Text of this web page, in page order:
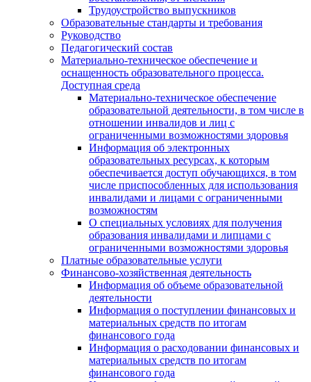
Трудоустройство выпускников
Образовательные стандарты и требования
Руководство
Педагогический состав
Материально-техническое обеспечение и
оснащенность образовательного процесса.
Доступная среда
Материально-техническое обеспечение
образовательной деятельности, в том числе в
отношении инвалидов и лиц с
ограниченными возможностями здоровья
Информация об электронных
образовательных ресурсах, к которым
обеспечивается доступ обучающихся, в том
числе приспособленных для использования
инвалидами и лицами с ограниченными
возможностям
О специальных условиях для получения
образования инвалидами и липцами с
ограниченными возможностями здоровья
Платные образовательные услуги
Финансово-хозяйственная деятельность
Информация об объеме образовательной
деятельности
Информация о поступлении финансовых и
материальных средств по итогам
финансового года
Информация о расходовании финансовых и
материальных средств по итогам
финансового года